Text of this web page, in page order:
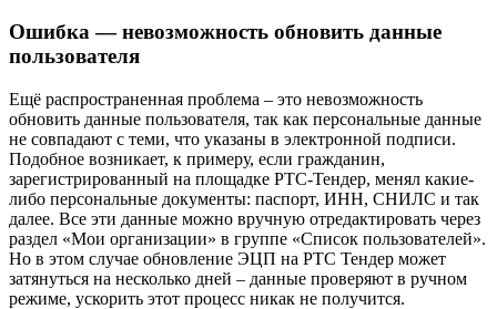
Ошибка — невозможность обновить данные
пользователя
Ещё распространенная проблема – это невозможность
обновить данные пользователя, так как персональные данные
не совпадают с теми, что указаны в электронной подписи.
Подобное возникает, к примеру, если гражданин,
зарегистрированный на площадке РТС-Тендер, менял какие-
либо персональные документы: паспорт, ИНН, СНИЛС и так
далее. Все эти данные можно вручную отредактировать через
раздел «Мои организации» в группе «Список пользователей».
Но в этом случае обновление ЭЦП на РТС Тендер может
затянуться на несколько дней – данные проверяют в ручном
режиме, ускорить этот процесс никак не получится.